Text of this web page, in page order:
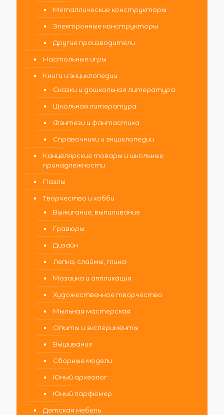
Металлические конструкторы
Электронные конструкторы
Другие производители
Настольные игры
Книги и энциклопедии
Сказки и дошкольная литература
Школьная литература
Фэнтези и фантастика
Справочники и энциклопедии
Канцелярские товары и школьные
принадлежности
Пазлы
Творчество и хобби
Выжигание, выпиливание
Гравюры
Дизайн
Лепка, слаймы, глина
Мозаика и аппликация
Художественное творчество
Мыльная мастерская
Опыты и эксперименты
Вышивание
Сборные модели
Юный археолог
Юный парфюмер
Детская мебель